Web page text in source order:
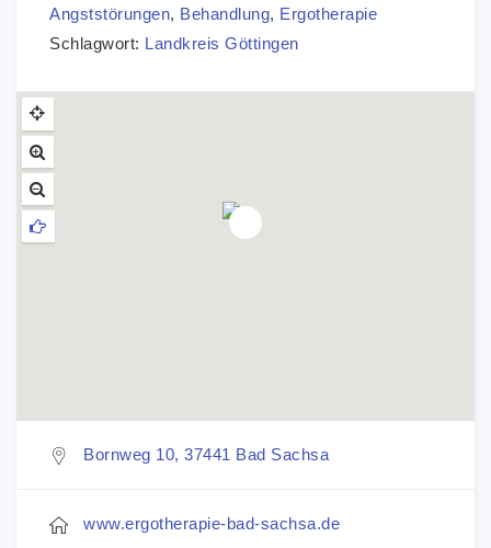
Angststörungen, Behandlung, Ergotherapie
Schlagwort: Landkreis Göttingen
Bornweg 10, 37441 Bad Sachsa
www.ergotherapie-bad-sachsa.de